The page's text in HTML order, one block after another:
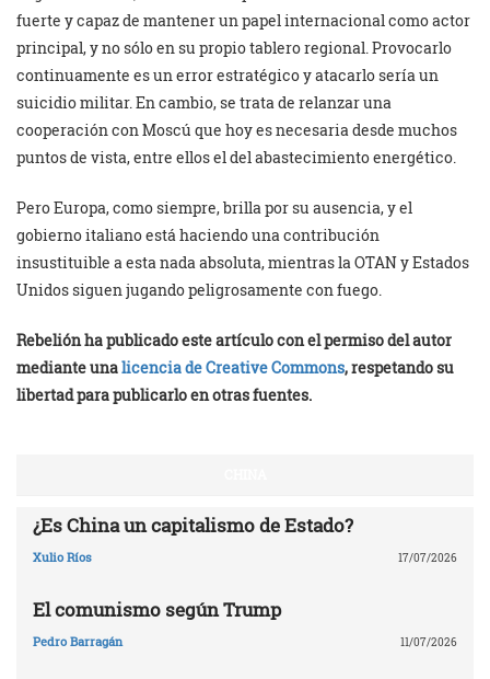
fuerte y capaz de mantener un papel internacional como actor
principal, y no sólo en su propio tablero regional. Provocarlo
continuamente es un error estratégico y atacarlo sería un
suicidio militar. En cambio, se trata de relanzar una
cooperación con Moscú que hoy es necesaria desde muchos
puntos de vista, entre ellos el del abastecimiento energético.
Pero Europa, como siempre, brilla por su ausencia, y el
gobierno italiano está haciendo una contribución
insustituible a esta nada absoluta, mientras la OTAN y Estados
Unidos siguen jugando peligrosamente con fuego.
Rebelión ha publicado este artículo con el permiso del autor
mediante unalicencia de Creative Commons, respetando su
libertad para publicarlo en otras fuentes.
¿Es China un capitalismo de Estado?
Xulio Ríos 17/07/2026
El comunismo según Trump
Pedro Barragán 11/07/2026